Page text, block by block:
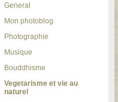
General
Mon photoblog
Photographie
Musique
Bouddhisme
Vegetarisme et vie au
naturel